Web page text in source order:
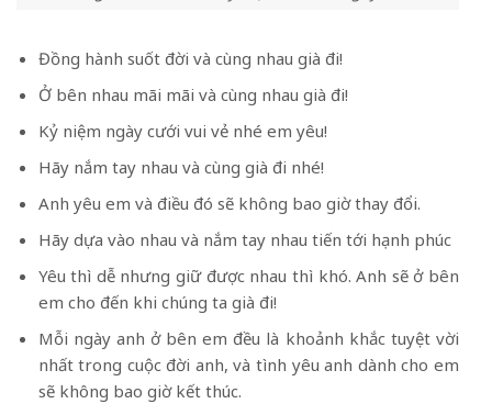
Đồng hành suốt đời và cùng nhau già đi!
Ở bên nhau mãi mãi và cùng nhau già đi!
Kỷ niệm ngày cưới vui vẻ nhé em yêu!
Hãy nắm tay nhau và cùng già đi nhé!
Anh yêu em và điều đó sẽ không bao giờ thay đổi.
Hãy dựa vào nhau và nắm tay nhau tiến tới hạnh phúc
Yêu thì dễ nhưng giữ được nhau thì khó. Anh sẽ ở bên
em cho đến khi chúng ta già đi!
Mỗi ngày anh ở bên em đều là khoảnh khắc tuyệt vời
nhất trong cuộc đời anh, và tình yêu anh dành cho em
sẽ không bao giờ kết thúc.